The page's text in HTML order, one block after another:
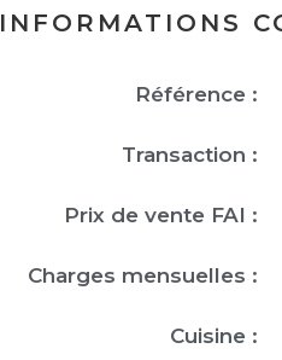
INFORMATIONS
Référence :
Transaction :
Prix de vente FAI :
Charges mensuelles :
Cuisine :